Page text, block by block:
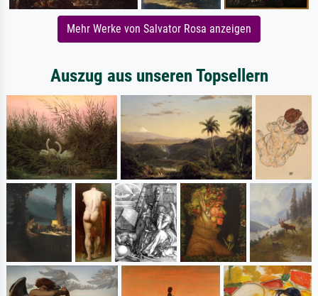
Mehr Werke von Salvator Rosa anzeigen
Auszug aus unseren Topsellern